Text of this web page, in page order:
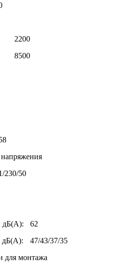
2200
8500
230/50
дБ(А):
62
дБ(А):
47/43/37/35
для монтажа